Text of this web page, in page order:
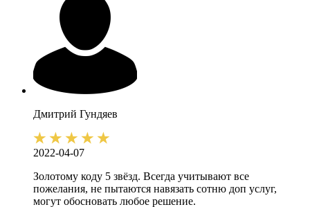
Дмитрий Гундяев
2022-04-07
Золотому коду 5 звёзд. Всегда учитывают все
пожелания, не пытаются навязать сотню доп услуг,
могут обосновать любое решение.